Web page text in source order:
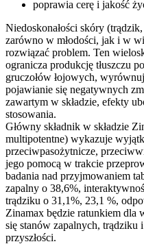
poprawia cerę i jakość
Niedoskonałości skóry
zarówno w młodości, jak i w
rozwiązać problem. Ten
ogranicza produkcję tłuszczu
gruczołów łojowych,
pojawianie się negatywnych
zawartym w składzie, efekty
stosowania.
Główny składnik w składzie
multipotentne) wykazuje
przeciwpasożytnicze,
jego pomocą w trakcie
badania nad przyjmowaniem
zapalny o 38,6%,
trądziku o 31,1%, 23,1 %,
Zinamax będzie ratunkiem dla
się stanów zapalnych,
przyszłości.